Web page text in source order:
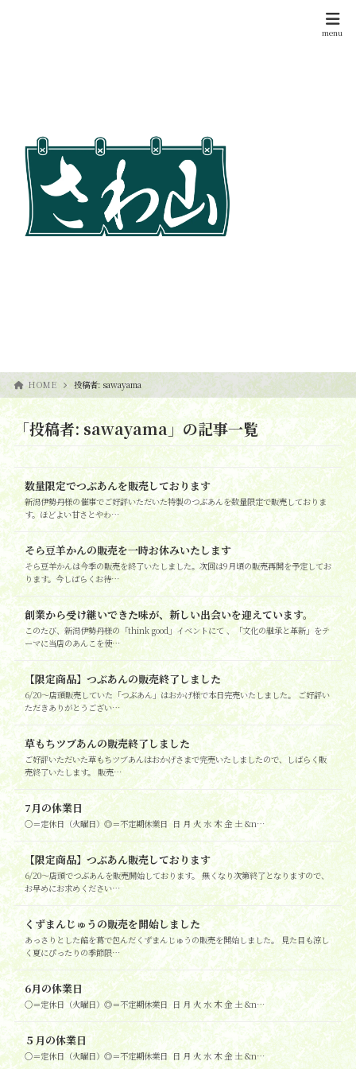
HOME 投稿者: sawayama
「投稿者: sawayama」の記事一覧
数量限定でつぶあんを販売しております
新潟伊勢丹様の催事でご好評いただいた特製のつぶあんを数量限定で販売しておりま
す。ほどよい甘さとやわ…
そら豆羊かんの販売を一時お休みいたします
そら豆羊かんは今季の販売を終了いたしました。次回は9月頃の販売再開を予定してお
ります。今しばらくお待…
創業から受け継いできた味が、新しい出会いを迎えています。
このたび、新潟伊勢丹様の「think good」イベントにて 、「文化の継承と革新」をテ
ーマに当店のあんこを使…
【限定商品】つぶあんの販売終了しました
6/20～店頭販売していた「つぶあん」はおかげ様で本日完売いたしました。 ご好評い
ただきありがとうござい…
草もちツブあんの販売終了しました
ご好評いただいた草もちツブあんはおかげさまで完売いたしましたので、しばらく販
売終了いたします。 販売…
7月の休業日
○＝定休日（火曜日）◎＝不定期休業日 日 月 火 水 木 金 土 &n…
【限定商品】つぶあん販売しております
6/20～店頭でつぶあんを販売開始しております。 無くなり次第終了となりますので、
お早めにお求めください…
くずまんじゅうの販売を開始しました
あっさりとした餡を葛で包んだくずまんじゅうの販売を開始しました。 見た目も涼し
く夏にぴったりの季節限…
6月の休業日
○＝定休日（火曜日）◎＝不定期休業日 日 月 火 水 木 金 土 &n…
５月の休業日
○＝定休日（火曜日）◎＝不定期休業日 日 月 火 水 木 金 土 &n…